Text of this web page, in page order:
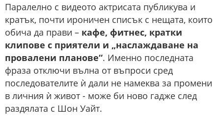
Паралелно с видеото актрисата публикува и
кратък, почти ироничен списък с нещата, които
обича да прави – кафе, фитнес, кратки
клипове с приятели и „наслаждаване на
провалени планове“. Именно последната
фраза отключи вълна от въпроси сред
последователите ѝ дали не намеква за промени
в личния ѝ живот - може би ново гадже след
раздялата с Шон Уайт.